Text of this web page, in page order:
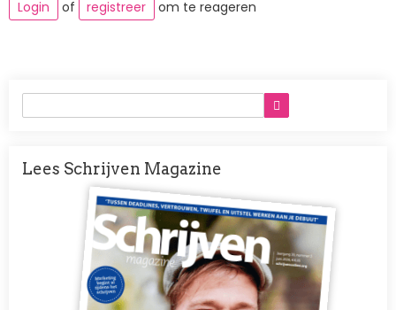
Login of registreer om te reageren
Lees Schrijven Magazine
Afbeelding